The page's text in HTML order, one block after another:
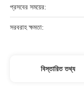
প্রসবের সময়ের:
সরবরাহ ক্ষমতা:
বিস্তারিত তথ্য